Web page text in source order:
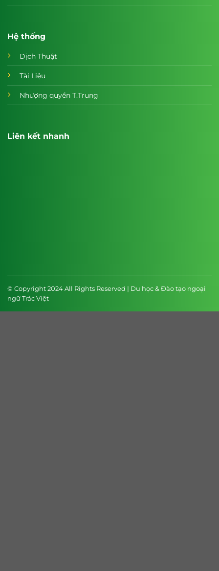
Hệ thống
Dịch Thuật
Tài Liệu
Nhượng quyền T.Trung
Liên kết nhanh
© Copyright 2024 All Rights Reserved | Du học & Đào tạo ngoại
ngữ Trác Việt